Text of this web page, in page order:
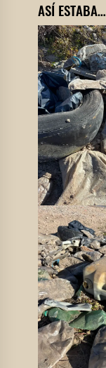
ASÍ ESTABA…